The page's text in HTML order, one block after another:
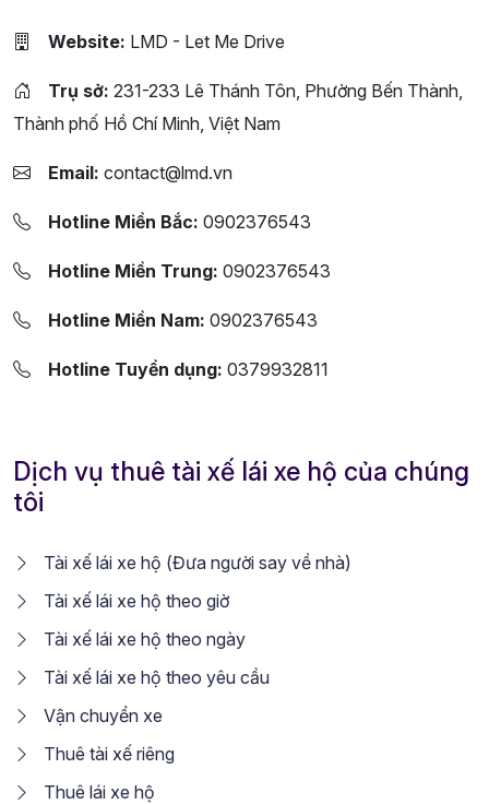
Website: LMD - Let Me Drive
Trụ sở: 231-233 Lê Thánh Tôn, Phường Bến Thành,
Thành phố Hồ Chí Minh, Việt Nam
Email: contact@lmd.vn
Hotline Miền Bắc: 0902376543
Hotline Miền Trung: 0902376543
Hotline Miền Nam: 0902376543
Hotline Tuyển dụng: 0379932811
Dịch vụ thuê tài xế lái xe hộ của chúng
tôi
Tài xế lái xe hộ (Đưa người say về nhà)
Tài xế lái xe hộ theo giờ
Tài xế lái xe hộ theo ngày
Tài xế lái xe hộ theo yêu cầu
Vận chuyển xe
Thuê tài xế riêng
Thuê lái xe hộ